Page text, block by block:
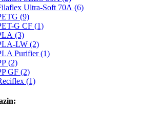
Ultra-Soft 70A (6)
(9)
G CF (1)
(3)
LW (2)
Purifier (1)
(2)
GF (2)
(1)